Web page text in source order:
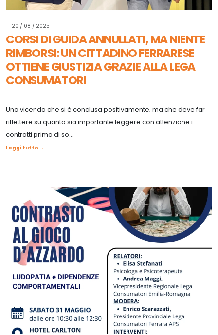
— 20 / 08 / 2025
CORSI DI GUIDA ANNULLATI, MA NIENTE
RIMBORSI: UN CITTADINO FERRARESE
OTTIENE GIUSTIZIA GRAZIE ALLA LEGA
CONSUMATORI
Una vicenda che si è conclusa positivamente, ma che deve far
riflettere su quanto sia importante leggere con attenzione i
contratti prima di so...
Leggi tutto →